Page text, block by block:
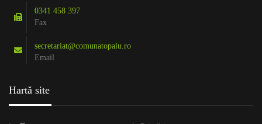
0341 458 397
Fax
secretariat@comunatopalu.ro
Email
Hartă site